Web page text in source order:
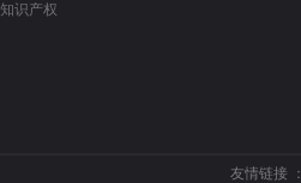
知识产权
友情链接 ：